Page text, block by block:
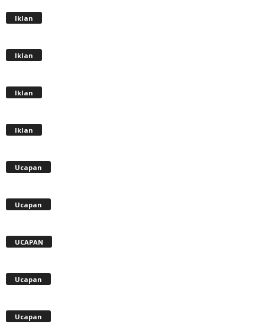
Iklan
Iklan
Iklan
Iklan
Ucapan
Ucapan
UCAPAN
Ucapan
Ucapan